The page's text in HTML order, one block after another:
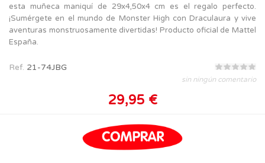
esta muñeca maniquí de 29x4,50x4 cm es el regalo perfecto.
¡Sumérgete en el mundo de Monster High con Draculaura y vive
aventuras monstruosamente divertidas! Producto oficial de Mattel
España.
Ref. 21-74JBG
sin ningún comentario
29,95 €